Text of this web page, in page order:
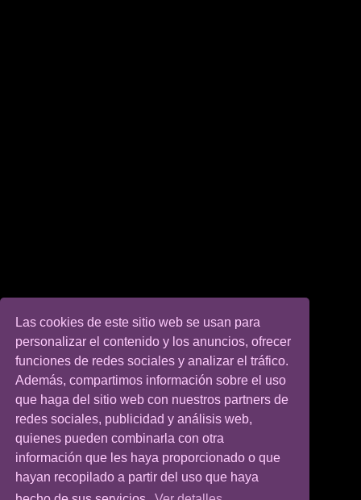
Las cookies de este sitio web se usan para
personalizar el contenido y los anuncios, ofrecer
funciones de redes sociales y analizar el tráfico.
Además, compartimos información sobre el uso
que haga del sitio web con nuestros partners de
redes sociales, publicidad y análisis web,
quienes pueden combinarla con otra
información que les haya proporcionado o que
hayan recopilado a partir del uso que haya